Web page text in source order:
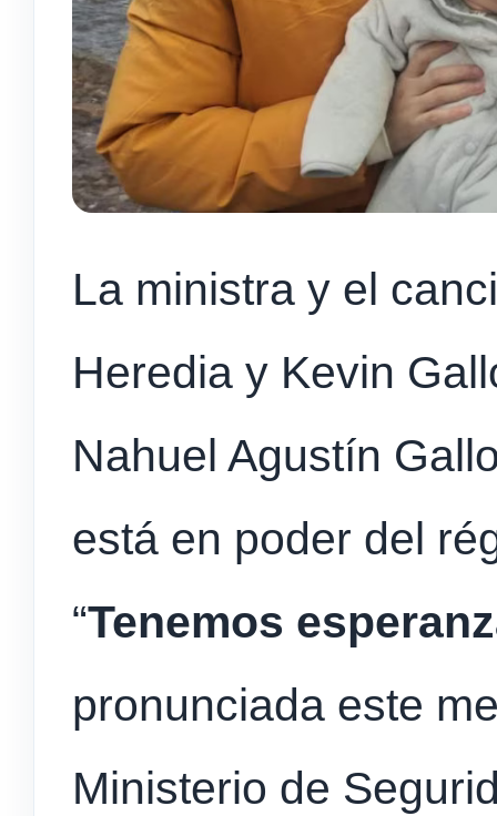
La ministra y el
Heredia y Kevin
Nahuel Agustín
está en poder del
“Tenemos
pronunciada este
Ministerio de